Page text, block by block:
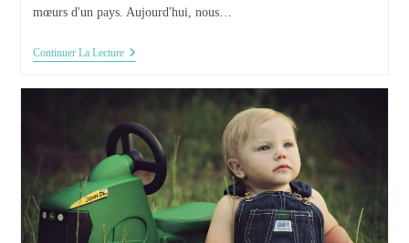
mœurs d'un pays. Aujourd'hui, nous…
Continuer La LectureComment
Compose
La
Cuisine
Sud
Américaine